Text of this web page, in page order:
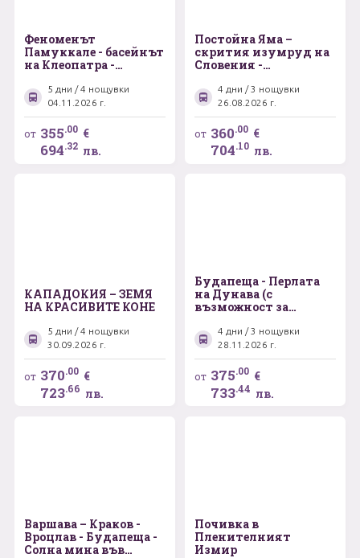
Феноменът
Памуккале - басейнът
на Клеопатра -
Хиераполис – Ефес -
домът на Дева Мария
- „Красивият Измир“
5 дни / 4 нощувки
04.11.2026 г.
от 355.00 €
694.32 лв.
Постойна Яма –
скрития изумруд на
Словения -
Загреб
4 дни / 3 нощувки
26.08.2026 г.
от 360.00 €
704.10 лв.
КАПАДОКИЯ – ЗЕМЯ
НА КРАСИВИТЕ КОНЕ
5 дни / 4 нощувки
30.09.2026 г.
от 370.00 €
723.66 лв.
Будапеща - Перлата
на Дунава (с
възможност за
градът на мечтите)
4 дни / 3 нощувки
28.11.2026 г.
от 375.00 €
733.44 лв.
Варшава – Краков -
Вроцлав - Будапеща -
Солна мина във
Почивка в
Пленителният
Измир